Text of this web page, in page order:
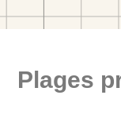
Plages